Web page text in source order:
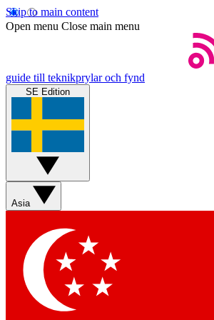
Skip to main content
Open menu Close main menu
guide till teknikprylar och fynd
SE Edition
Asia